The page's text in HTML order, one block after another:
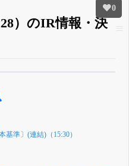
0
）のIR情報・決
じめる
版の先行利用も付きます
基準〕(連結)（15:30）